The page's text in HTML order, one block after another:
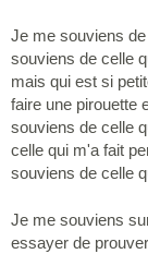
Je me souviens
souviens de celle
mais qui est si
faire une pirouette
souviens de celle
celle qui m'a fait
souviens de celle
Je me souviens
essayer de